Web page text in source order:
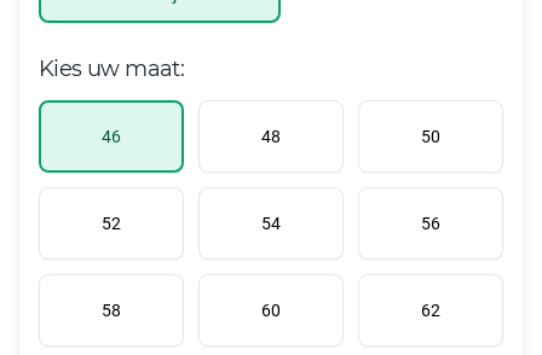
Kies uw maat:
46 48 50
52 54 56
58 60 62